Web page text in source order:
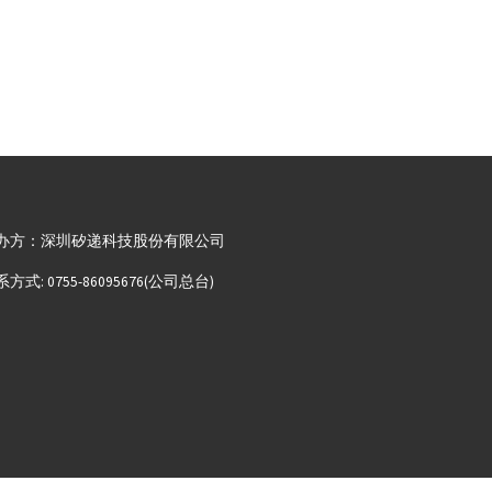
方：深圳矽递科技股份有限公司
方式: 0755-86095676(公司总台)